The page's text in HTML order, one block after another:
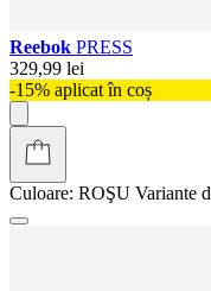
Reebok PRESS
329,99 lei
-15% aplicat în coș
Culoare: ROŞU Variante